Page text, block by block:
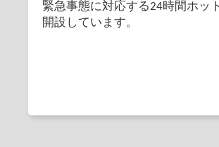
緊急事態に対応する24時間ホッ
開設しています。